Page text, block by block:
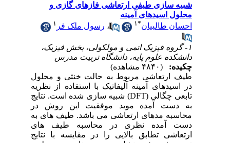
شبیه سازی طیفی ارتعاشی فازهای گازی و
محلول اسیدهای آمینه
احسان طالبیان *۱ ،رسول ملک فر۱
۱- گروه فیزیک اتمی و مولکولی، بخش فیزیک،
دانشکده علوم پایه، دانشگاه تربیت مدرس
چکیده:
طیف ارتعاشی مربوط به حالت خنثی و محلول
در اسیدهای آمینه آلیفاتیک با استفاده از نظریه
تابعی چگالی (DFT) شبیه سازی شده است. نتایج
به دست آمده موید موفقیت این روش در
محاسبه مدهای ارتعاشی می باشد. طیف های به
دست آمده نظری در محاسبه طیف های
ارتعاشی تطابق بالایی را در مقایسه با نتایج